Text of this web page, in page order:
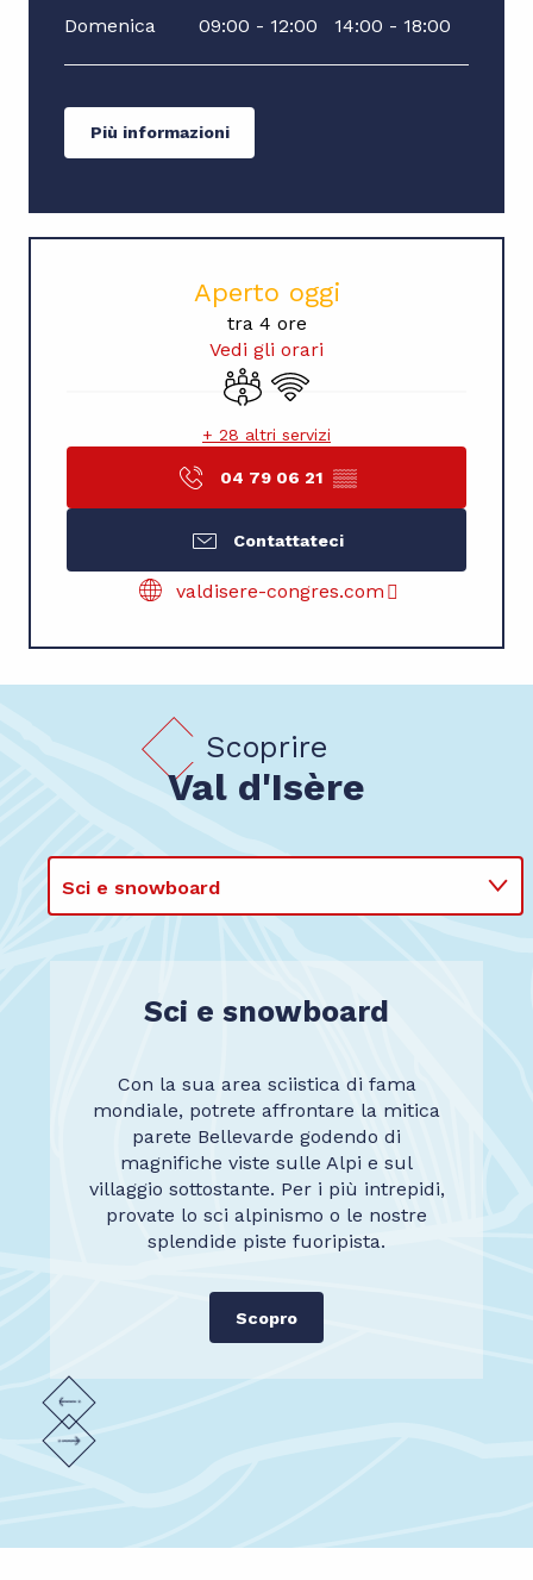
Domenica 09:00 - 12:00 14:00 - 18:00
Più informazioni
Aperto oggi
tra 4 ore
Vedi gli orari
Sala riunioni
Wi-Fi
+ 28 altri servizi
04 79 06 21 ▒▒
Contattateci
valdisere-congres.com
Scoprire
Val d'Isère
Sci e snowboard
Attività estive
Villaggio autentico
Sci e snowboard
Con la sua area sciistica di fama
mondiale, potrete affrontare la mitica
parete Bellevarde godendo di
magnifiche viste sulle Alpi e sul
villaggio sottostante. Per i più intrepidi,
provate lo sci alpinismo o le nostre
splendide piste fuoripista.
Scopro